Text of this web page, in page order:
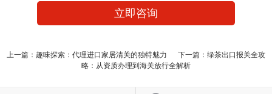
立即咨询
上一篇：趣味探索：代理进口家居清关的独特魅力
下一篇：绿茶出口报关全攻
略：从资质办理到海关放行全解析